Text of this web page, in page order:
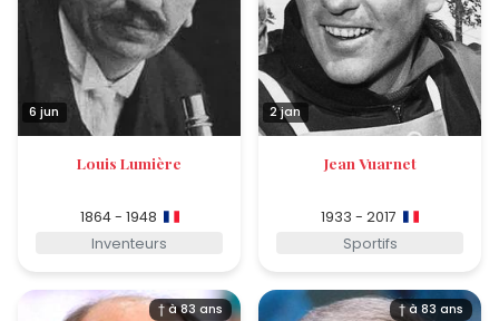
6 jun
Louis Lumière
1864 - 1948
Inventeurs
2 jan
Jean Vuarnet
1933 - 2017
Sportifs
† à 83 ans † à 83 ans